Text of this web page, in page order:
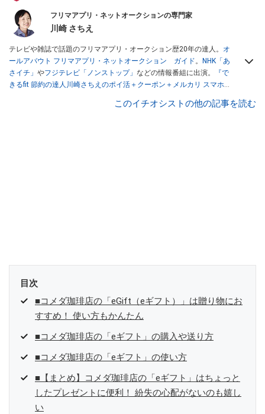
フリマアプリ・ネットオークションの専門家
川崎 さちえ
テレビや雑誌で話題のフリマアプリ・オークション歴20年の達人。 オ
ールアバウト フリマアプリ・ネットオークション ガイド。
NHK「あ
さイチ」 やフジテレビ「ノンストップ」 などの情報番組に出演。
『で
きるfit 節約の達人川崎さちえのポイ活＋クーポン＋メルカリ スマホで
スマホ1つでスキマ時間に効率的に稼ぐ！』（翔泳社刊） ほか著書多
このイチオシストの他の記事を読む
目次
■コメダ珈琲店の「eGift（eギフト）」は贈り物にお
すすめ！ 使い方もかんたん
■コメダ珈琲店の「eギフト」の購入や送り方
■コメダ珈琲店の「eギフト」の使い方
■【まとめ】コメダ珈琲店の「eギフト」はちょっと
したプレゼントに便利！ 紛失の心配がないのも嬉し
い